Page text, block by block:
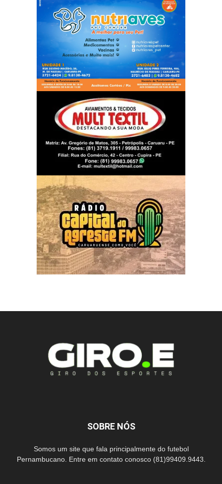
SOBRE NÓS
Somos um site que fala principalmente do futebol
Pernambucano. Entre em contato conosco (81)99409.9443.